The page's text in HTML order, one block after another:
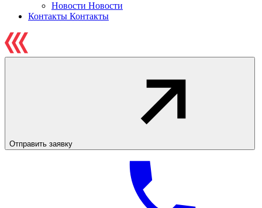
Новости Новости
Контакты Контакты
Отправить заявку